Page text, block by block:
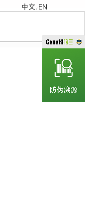
中文 / EN